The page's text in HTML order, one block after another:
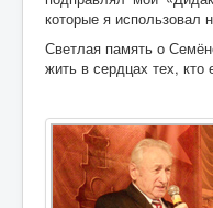
которые я использовал
Светлая память о
жить в сердцах тех,